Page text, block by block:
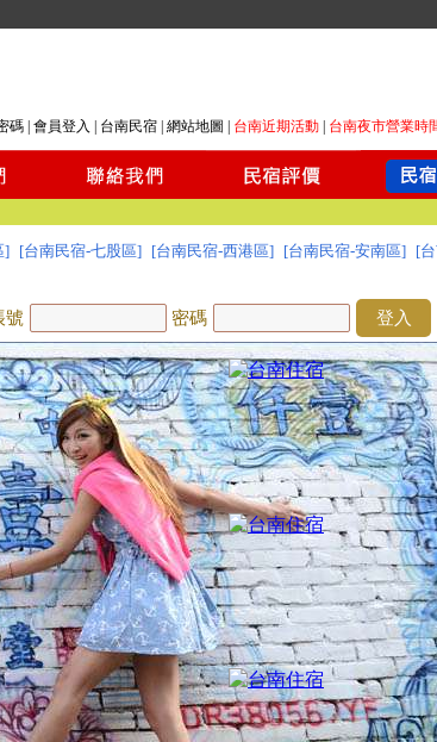
碼 會員登入 台南民宿 網站地圖 台南近期活動 台南夜市營業時
] [台南民宿-七股區] [台南民宿-西港區] [台南民宿-安南區] [
號 密碼 登入